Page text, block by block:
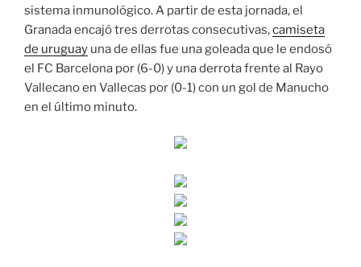
sistema inmunológico. A partir de esta jornada, el
Granada encajó tres derrotas consecutivas,camiseta
de uruguay una de ellas fue una goleada que le endosó
el FC Barcelona por (6-0) y una derrota frente al Rayo
Vallecano en Vallecas por (0-1) con un gol de Manucho
en el último minuto.